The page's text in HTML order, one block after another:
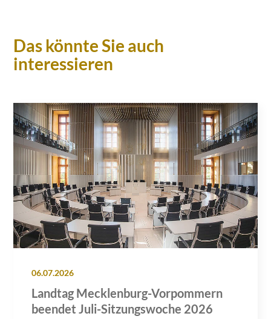
Das könnte Sie auch
interessieren
06.07.2026
Landtag Mecklenburg-Vorpommern
beendet Juli-Sitzungswoche 2026